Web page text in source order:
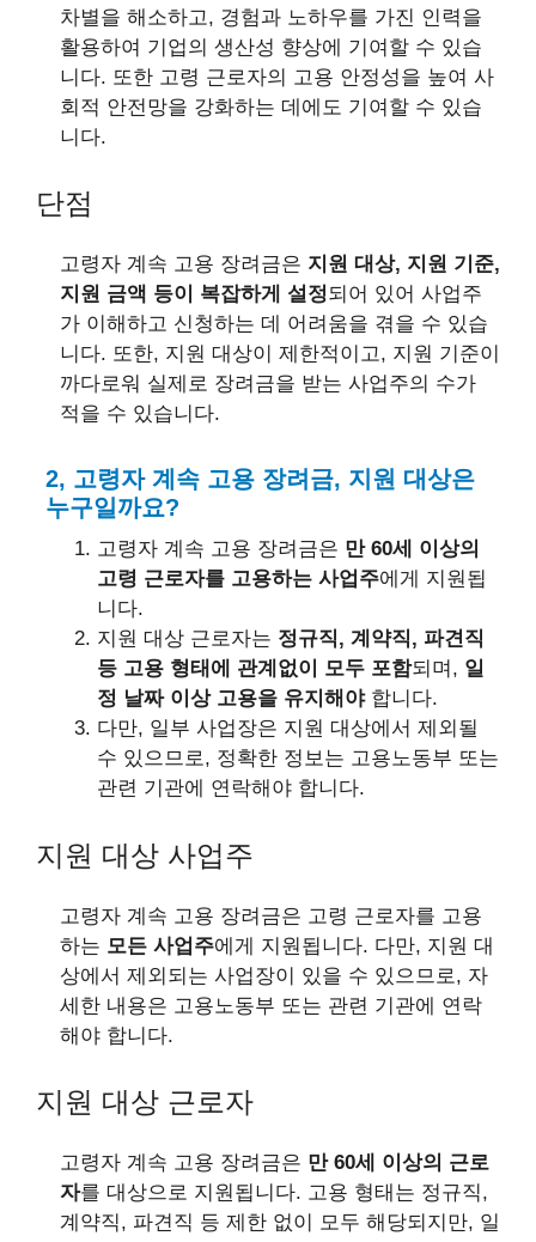
차별을 해소하고, 경험과 노하우를 가진 인력을
활용하여 기업의 생산성 향상에 기여할 수 있습
니다. 또한 고령 근로자의 고용 안정성을 높여 사
회적 안전망을 강화하는 데에도 기여할 수 있습
니다.
단점
고령자 계속 고용 장려금은 지원 대상, 지원 기준,
지원 금액 등이 복잡하게 설정되어 있어 사업주
가 이해하고 신청하는 데 어려움을 겪을 수 있습
니다. 또한, 지원 대상이 제한적이고, 지원 기준이
까다로워 실제로 장려금을 받는 사업주의 수가
적을 수 있습니다.
2, 고령자 계속 고용 장려금, 지원 대상은
누구일까요?
고령자 계속 고용 장려금은 만 60세 이상의
고령 근로자를 고용하는 사업주에게 지원됩
니다.
지원 대상 근로자는 정규직, 계약직, 파견직
등 고용 형태에 관계없이 모두 포함되며, 일
정 날짜 이상 고용을 유지해야합니다.
다만, 일부 사업장은 지원 대상에서 제외될
수 있으므로, 정확한 정보는 고용노동부 또는
관련 기관에 연락해야 합니다.
지원 대상 사업주
고령자 계속 고용 장려금은 고령 근로자를 고용
하는 모든 사업주에게 지원됩니다. 다만, 지원 대
상에서 제외되는 사업장이 있을 수 있으므로, 자
세한 내용은 고용노동부 또는 관련 기관에 연락
해야 합니다.
지원 대상 근로자
고령자 계속 고용 장려금은 만 60세 이상의 근로
자를 대상으로 지원됩니다. 고용 형태는 정규직,
계약직, 파견직 등 제한 없이 모두 해당되지만, 일